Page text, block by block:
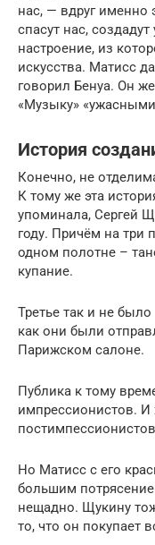
нас, — вдруг именно
спасут нас,
настроение, из
искусства. Матисс
говорил Бенуа. Он
«Музыку»
История
Конечно, не
К тому же эта
упоминала, Сергей
году. Причём на три
одном полотне –
купание.
Третье так и не
как они были
Парижском салоне.
Публика к тому
импрессионистов. И
Но Матисс с его
большим
нещадно. Щукину
то, что он покупает